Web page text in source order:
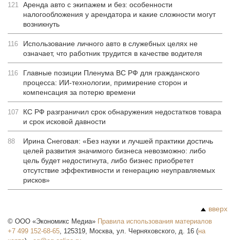
121 Аренда авто с экипажем и без: особенности
налогообложения у арендатора и какие сложности могут
возникнуть
116
Использование личного авто в служебных целях не
означает, что работник трудится в качестве водителя
116
Главные позиции Пленума ВС РФ для гражданского
процесса: ИИ-технологии, примирение сторон и
компенсация за потерю времени
107
КС РФ разграничил срок обнаружения недостатков товара
и срок исковой давности
88
Ирина Снеговая: «Без науки и лучшей практики достичь
целей развития значимого бизнеса невозможно: либо
цель будет недостигнута, либо бизнес приобретет
отсутствие эффективности и генерацию неуправляемых
рисков»
вверх
© ООО «Экономикс Медиа» Правила использования материалов
+7 499 152-68-65, 125319, Москва, ул. Черняховского, д. 16 (на